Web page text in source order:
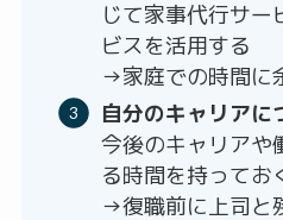
じて家事代行サー
ビスを活用する
→家庭での時間に
自分のキャリアに
今後のキャリアや
る時間を持ってお
→復職前に上司と